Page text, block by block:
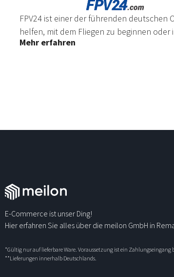
FPV24 ist einer der führenden deutschen
helfen, mit dem Fliegen zu beginnen
Mehr erfahren
E-Commerce ist unser Ding!
Hier erfahren Sie alles über die meilon GmbH in
*Gültig nur auf lieferbare Ware. Voraussetzung ist ein Zahlungseingang
**Lieferungen innerhalb Deutschlands.